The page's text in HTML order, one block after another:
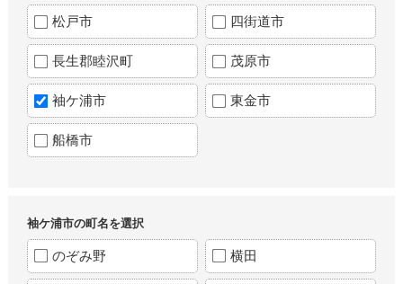
松戸市 四街道市
長生郡睦沢町 茂原市
袖ケ浦市 東金市
船橋市
袖ケ浦市の町名を選択
のぞみ野 横田